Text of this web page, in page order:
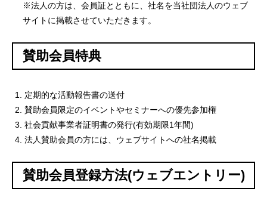
※法人の方は、会員証とともに、社名を当社団法人のウェブ
サイトに掲載させていただきます。
賛助会員特典
定期的な活動報告書の送付
賛助会員限定のイベントやセミナーへの優先参加権
社会貢献事業者証明書の発行(有効期限1年間)
法人賛助会員の方には、ウェブサイトへの社名掲載
賛助会員登録方法(ウェブエントリー)